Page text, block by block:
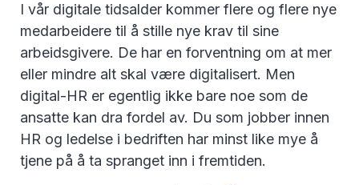
I vår digitale tidsalder kommer flere og flere nye
medarbeidere til å stille nye krav til sine
arbeidsgivere. De har en forventning om at mer
eller mindre alt skal være digitalisert. Men
digital-HR er egentlig ikke bare noe som de
ansatte kan dra fordel av. Du som jobber innen
HR og ledelse i bedriften har minst like mye å
tjene på å ta spranget inn i fremtiden.